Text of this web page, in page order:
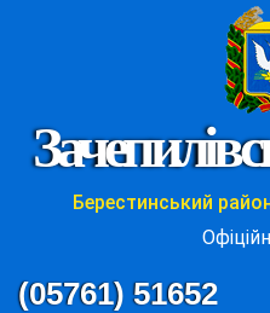
Берестинський
(05761) 51652